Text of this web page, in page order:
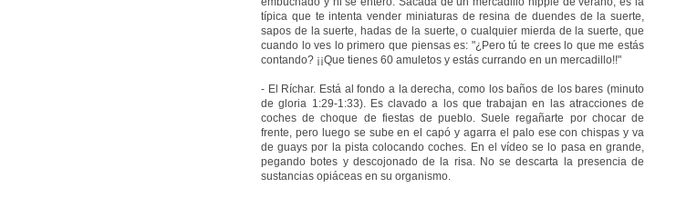
típica que te intenta vender miniaturas de resina de duendes de la suerte,
sapos de la suerte, hadas de la suerte, o cualquier mierda de la suerte, que
cuando lo ves lo primero que piensas es: "¿Pero tú te crees lo que me estás
contando? ¡¡Que tienes 60 amuletos y estás currando en un mercadillo!!"
- El Ríchar. Está al fondo a la derecha, como los baños de los bares (minuto
de gloria 1:29-1:33). Es clavado a los que trabajan en las atracciones de
coches de choque de fiestas de pueblo. Suele regañarte por chocar de
frente, pero luego se sube en el capó y agarra el palo ese con chispas y va
de guays por la pista colocando coches. En el vídeo se lo pasa en grande,
pegando botes y descojonado de la risa. No se descarta la presencia de
sustancias opiáceas en su organismo.